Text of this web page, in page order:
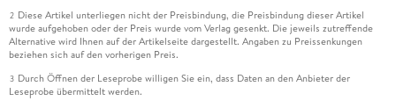
2 Diese Artikel unterliegen nicht der Preisbindung, die Preisbindung dieser Artikel
wurde aufgehoben oder der Preis wurde vom Verlag gesenkt. Die jeweils zutreffende
Alternative wird Ihnen auf der Artikelseite dargestellt. Angaben zu Preissenkungen
beziehen sich auf den vorherigen Preis.
3 Durch Öffnen der Leseprobe willigen Sie ein, dass Daten an den Anbieter der
Leseprobe übermittelt werden.